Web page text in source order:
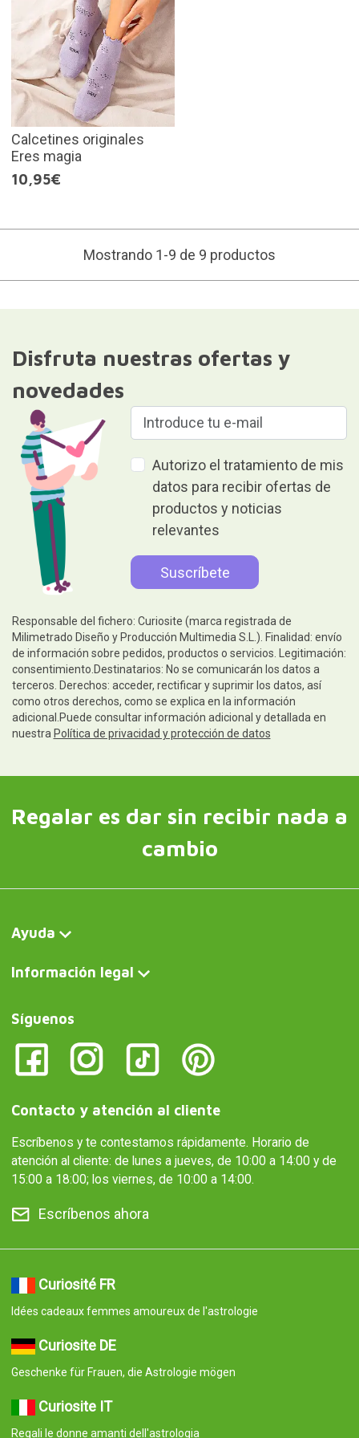
Calcetines originales
Eres magia
10,95€
Mostrando 1-9 de 9 productos
Disfruta nuestras ofertas y
novedades
Autorizo el tratamiento de mis
datos para recibir ofertas de
productos y noticias
relevantes
Responsable del fichero: Curiosite (marca registrada de
Milimetrado Diseño y Producción Multimedia S.L.). Finalidad: envío
de información sobre pedidos, productos o servicios. Legitimación:
consentimiento.Destinatarios: No se comunicarán los datos a
terceros. Derechos: acceder, rectificar y suprimir los datos, así
como otros derechos, como se explica en la información
adicional.Puede consultar información adicional y detallada en
nuestra Política de privacidad y protección de datos
Regalar es dar sin recibir nada a
cambio
Ayuda
Información legal
Síguenos
Contacto y atención al cliente
Escríbenos y te contestamos rápidamente. Horario de
atención al cliente: de lunes a jueves, de 10:00 a 14:00 y de
15:00 a 18:00; los viernes, de 10:00 a 14:00.
Escríbenos ahora
Curiosité FR
Idées cadeaux femmes amoureux de l'astrologie
Curiosite DE
Geschenke für Frauen, die Astrologie mögen
Curiosite IT
Regali le donne amanti dell'astrologia